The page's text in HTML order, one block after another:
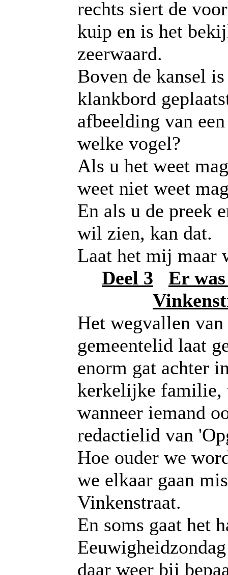
rechts siert de
kuip en is het
zeerwaard.
Boven de kansel is
klankbord
afbeelding van
welke vogel?
Als u het weet
weet niet weet
En als u de preek
wil zien, kan dat.
Laat het mij maar
Deel 3
Er
Het wegvallen van
gemeentelid laat
enorm gat achter
kerkelijke familie,
wanneer iemand
redactielid van
Hoe ouder we
we elkaar gaan
Vinkenstraat.
En soms gaat het
daar weer bij